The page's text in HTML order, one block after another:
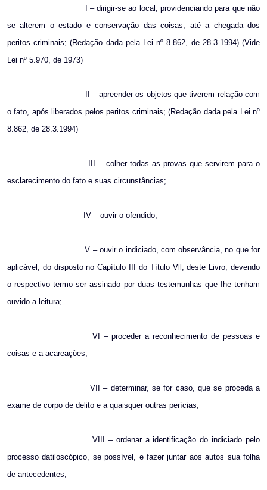
I – dirigir-se ao local, providenciando para que não
se alterem o estado e conservação das coisas, até a chegada dos
peritos criminais; (Redação dada pela Lei nº 8.862, de 28.3.1994) (Vide
Lei nº 5.970, de 1973)
II – apreender os objetos que tiverem relação com
o fato, após liberados pelos peritos criminais; (Redação dada pela Lei nº
8.862, de 28.3.1994)
III – colher todas as provas que servirem para o
esclarecimento do fato e suas circunstâncias;
IV – ouvir o ofendido;
V – ouvir o indiciado, com observância, no que for
aplicável, do disposto no Capítulo III do Título Vll, deste Livro, devendo
o respectivo termo ser assinado por duas testemunhas que Ihe tenham
ouvido a leitura;
VI – proceder a reconhecimento de pessoas e
coisas e a acareações;
VII – determinar, se for caso, que se proceda a
exame de corpo de delito e a quaisquer outras perícias;
VIII – ordenar a identificação do indiciado pelo
processo datiloscópico, se possível, e fazer juntar aos autos sua folha
de antecedentes;